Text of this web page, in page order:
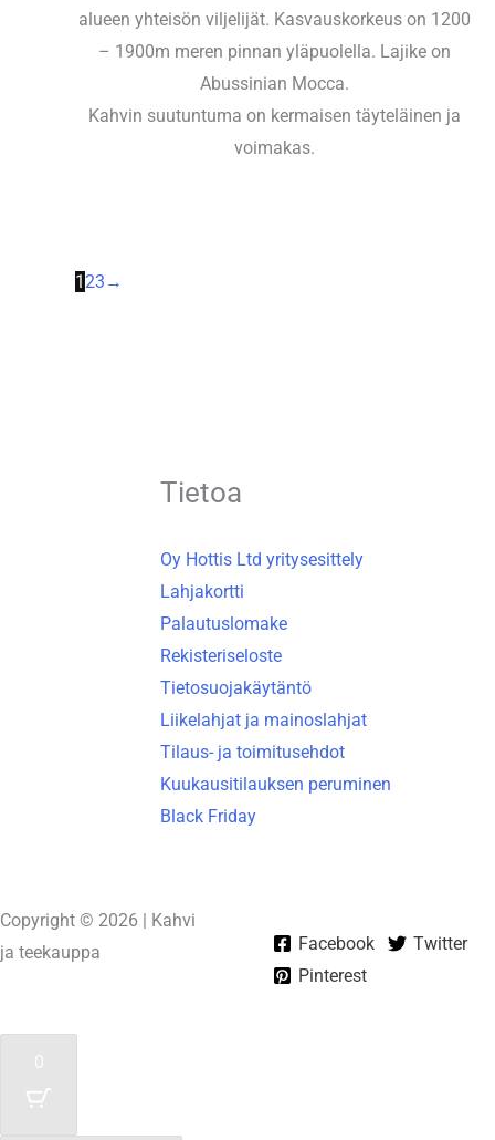
alueen yhteisön viljelijät. Kasvauskorkeus on 1200
– 1900m meren pinnan yläpuolella. Lajike on
Abussinian Mocca.
Kahvin suutuntuma on kermaisen täyteläinen ja
voimakas.
1 23 →
Tietoa
Oy Hottis Ltd yritysesittely
Lahjakortti
Palautuslomake
Rekisteriseloste
Tietosuojakäytäntö
Liikelahjat ja mainoslahjat
Tilaus- ja toimitusehdot
Kuukausitilauksen peruminen
Black Friday
Copyright © 2026 | Kahvi
ja teekauppa
Facebook
Twitter
Pinterest
0